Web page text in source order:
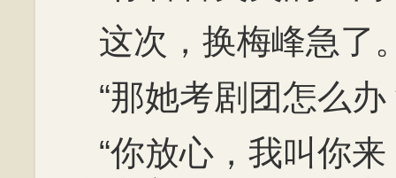
这次，换梅峰急了
“那她考剧团怎么
“你放心，我叫你